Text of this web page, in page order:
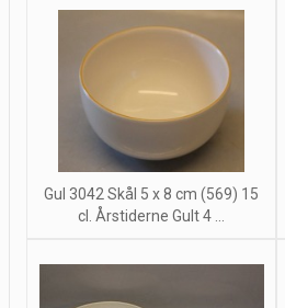
Gul 3042 Skål 5 x 8 cm (569) 15
cl. Årstiderne Gult 4 ...